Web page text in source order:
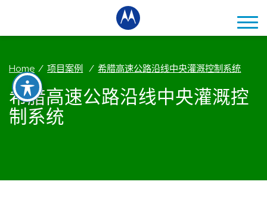
Home 项目案例 希腊高速公路沿线中央灌溉控制系统
希腊高速公路沿线中央灌溉控
制系统